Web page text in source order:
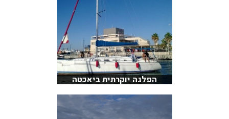
הפלגה יוקרתית ביאכטה